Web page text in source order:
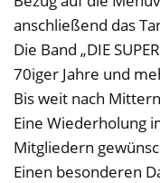
anschließend das
Die Band „DIE
70iger Jahre und
Bis weit nach
Eine Wiederholung
Mitgliedern
Einen besonderen